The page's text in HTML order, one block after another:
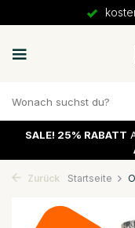
SALE! 25% RABATT
Zurück Startseite